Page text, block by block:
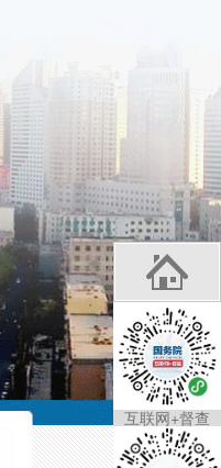
互联网+督查